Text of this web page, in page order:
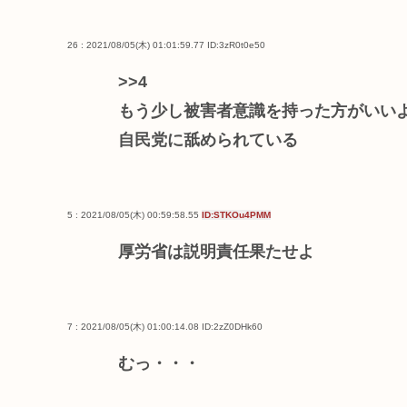
26 : 2021/08/05(木) 01:01:59.77 ID:3zR0t0e50
>>4
もう少し被害者意識を持った方がいい
自民党に舐められている
5 : 2021/08/05(木) 00:59:58.55 ID:STKOu4PMM
厚労省は説明責任果たせよ
7 : 2021/08/05(木) 01:00:14.08 ID:2zZ0DHk60
むっ・・・